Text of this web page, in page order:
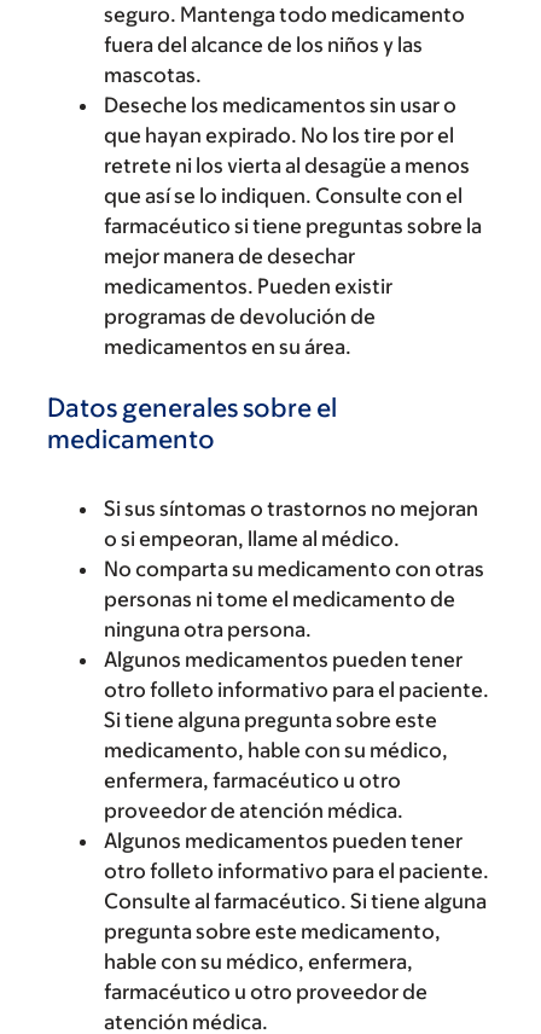
seguro. Mantenga todo medicamento
fuera del alcance de los niños y las
mascotas.
Deseche los medicamentos sin usar o
que hayan expirado. No los tire por el
retrete ni los vierta al desagüe a menos
que así se lo indiquen. Consulte con el
farmacéutico si tiene preguntas sobre la
mejor manera de desechar
medicamentos. Pueden existir
programas de devolución de
medicamentos en su área.
Datos generales sobre el
medicamento
Si sus síntomas o trastornos no mejoran
o si empeoran, llame al médico.
No comparta su medicamento con otras
personas ni tome el medicamento de
ninguna otra persona.
Algunos medicamentos pueden tener
otro folleto informativo para el paciente.
Si tiene alguna pregunta sobre este
medicamento, hable con su médico,
enfermera, farmacéutico u otro
proveedor de atención médica.
Algunos medicamentos pueden tener
otro folleto informativo para el paciente.
Consulte al farmacéutico. Si tiene alguna
pregunta sobre este medicamento,
hable con su médico, enfermera,
farmacéutico u otro proveedor de
atención médica.